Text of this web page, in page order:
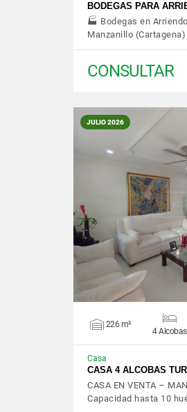
BODEGAS PARA
🏭 Bodegas en
Manzanillo
CONSULTAR
JULIO 2026
226 m²
4 Alcobas
Casa
CASA 4 ALCOBAS
CASA EN VENTA –
Capacidad hasta 10